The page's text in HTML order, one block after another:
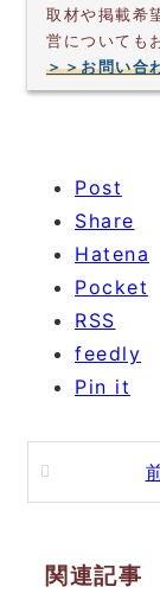
取材や掲載希
営についても
＞＞お問い合
Post
Share
Hatena
Pocket
RSS
feedly
Pin it
関連記事